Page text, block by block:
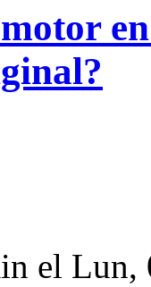
el Lun,